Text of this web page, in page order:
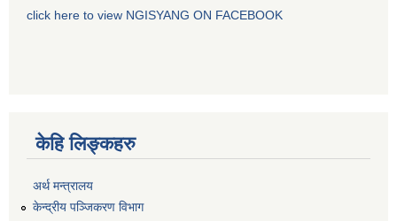
click here to view NGISYANG ON FACEBOOK
केहि लिङ्कहरु
अर्थ मन्त्रालय
केन्द्रीय पञ्जिकरण विभाग